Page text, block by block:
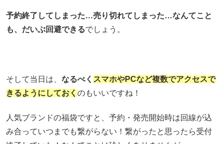
予約終了してしまった…売り切れてしまった…なんてこと
も、だいぶ回避できるでしょう。
そして当日は、 なるべく スマホやPCなど複数でアクセスで
きるようにしておく のもいいですね！
人気ブランドの福袋ですと、予約・発売開始時は回線が込
み合っていつまでも繋がらない！繋がったと思ったら受付